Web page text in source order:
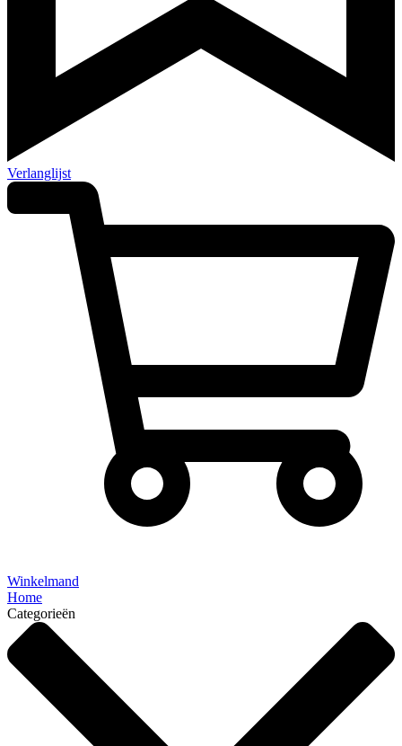
Verlanglijst
Winkelmand
Home
Categorieën